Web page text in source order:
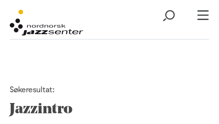
Søkeresultat:
Jazzintro